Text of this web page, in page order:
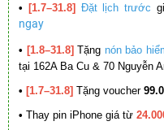
• [1.7–31.8] Đặt lịch trước
ngay
• [1.8–31.8] Tặng nón bảo
tại 162A Ba Cu & 70 Nguyễn
• [1.7–31.8] Tặng voucher
• Thay pin iPhone giá từ